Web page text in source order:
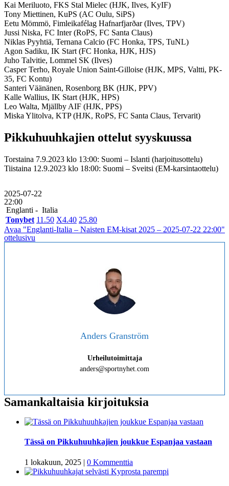
Kai Meriluoto, FKS Stal Mielec (HJK, Ilves, KyIF)
Tony Miettinen, KuPS (AC Oulu, SiPS)
Eetu Mömmö, Fimleikafélag Hafnarfjarðar (Ilves, TPV)
Jussi Niska, FC Inter (RoPS, FC Santa Claus)
Niklas Pyyhtiä, Ternana Calcio (FC Honka, TPS, TuNL)
Agon Sadiku, IK Start (FC Honka, HJK, HJS)
Juho Talvitie, Lommel SK (Ilves)
Casper Terho, Royale Union Saint-Gilloise (HJK, MPS, Valtti, PK-
35, FC Kontu)
Santeri Väänänen, Rosenborg BK (HJK, PPV)
Kalle Wallius, IK Start (HJK, HPS)
Leo Walta, Mjällby AIF (HJK, PPS)
Miska Ylitolva, KTP (HJK, RoPS, FC Santa Claus, Tervarit)
Pikkuhuuhkajien ottelut syyskuussa
Torstaina 7.9.2023 klo 13:00: Suomi – Islanti (harjoitusottelu)
Tiistaina 12.9.2023 klo 18:00: Suomi – Sveitsi (EM-karsintaottelu)
2025-07-22
22:00
Englanti - Italia
Tonybet 11.50 X4.40 25.80
Avaa "Englanti-Italia – Naisten EM-kisat 2025 – 2025-07-22 22:00"
ottelusivu
Anders Granström
Urheilutoimittaja
anders@sportnyhet.com
Samankaltaisia kirjoituksia
Tässä on Pikkuhuuhkajien joukkue Espanjaa vastaan
1 lokakuun, 2025 | 0 Kommenttia